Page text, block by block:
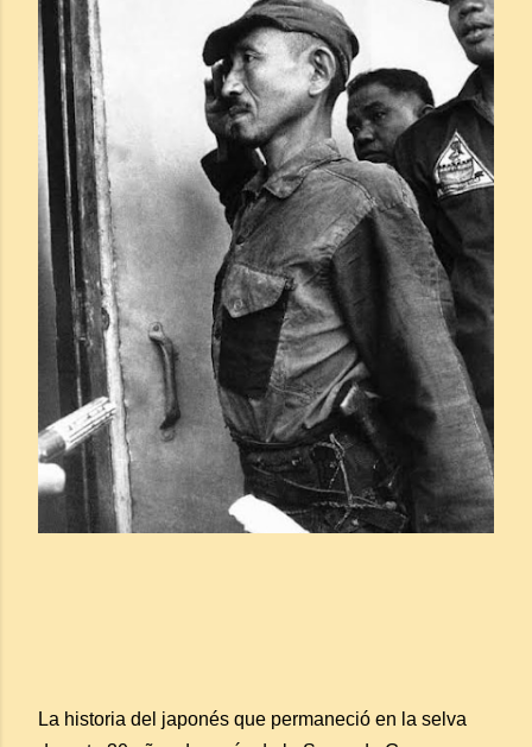
La historia del japonés que permaneció en la selva